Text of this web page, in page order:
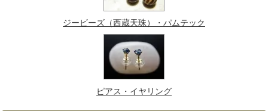
ジービーズ（西蔵天珠）・パムテック
ピアス・イヤリング